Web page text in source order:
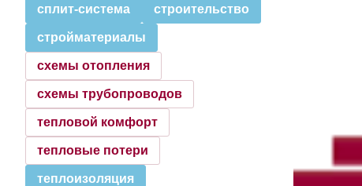
сплит-система строительство
стройматериалы
схемы отопления
схемы трубопроводов
тепловой комфорт
тепловые потери
теплоизоляция